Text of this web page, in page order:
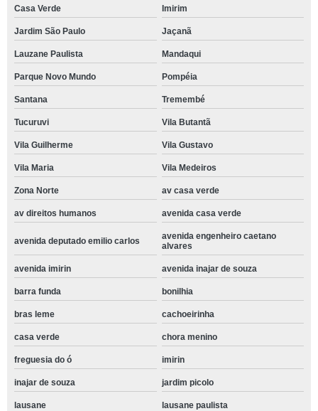
Casa Verde Imirim
Jardim São Paulo Jaçanã
Lauzane Paulista Mandaqui
Parque Novo Mundo Pompéia
Santana Tremembé
Tucuruvi Vila Butantã
Vila Guilherme Vila Gustavo
Vila Maria Vila Medeiros
Zona Norte av casa verde
av direitos humanos avenida casa verde
avenida deputado emilio carlos
avenida engenheiro caetano
alvares
avenida imirin avenida inajar de souza
barra funda bonilhia
bras leme cachoeirinha
casa verde chora menino
freguesia do ó imirin
inajar de souza jardim picolo
lausane lausane paulista